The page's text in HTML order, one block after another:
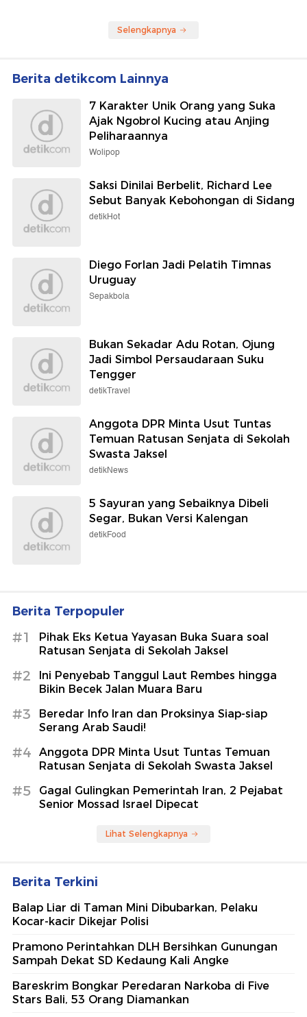
Selengkapnya
Berita detikcom Lainnya
7 Karakter Unik Orang yang Suka
Ajak Ngobrol Kucing atau Anjing
Peliharaannya
Wolipop
Saksi Dinilai Berbelit, Richard Lee
Sebut Banyak Kebohongan di Sidang
detikHot
Diego Forlan Jadi Pelatih Timnas
Uruguay
Sepakbola
Bukan Sekadar Adu Rotan, Ojung
Jadi Simbol Persaudaraan Suku
Tengger
detikTravel
Anggota DPR Minta Usut Tuntas
Temuan Ratusan Senjata di Sekolah
Swasta Jaksel
detikNews
5 Sayuran yang Sebaiknya Dibeli
Segar, Bukan Versi Kalengan
detikFood
Berita Terpopuler
#1
Pihak Eks Ketua Yayasan Buka Suara soal
Ratusan Senjata di Sekolah Jaksel
#2
Ini Penyebab Tanggul Laut Rembes hingga
Bikin Becek Jalan Muara Baru
#3
Beredar Info Iran dan Proksinya Siap-siap
Serang Arab Saudi!
#4
Anggota DPR Minta Usut Tuntas Temuan
Ratusan Senjata di Sekolah Swasta Jaksel
#5
Gagal Gulingkan Pemerintah Iran, 2 Pejabat
Senior Mossad Israel Dipecat
Lihat Selengkapnya
Berita Terkini
Balap Liar di Taman Mini Dibubarkan, Pelaku
Kocar-kacir Dikejar Polisi
Pramono Perintahkan DLH Bersihkan Gunungan
Sampah Dekat SD Kedaung Kali Angke
Bareskrim Bongkar Peredaran Narkoba di Five
Stars Bali, 53 Orang Diamankan